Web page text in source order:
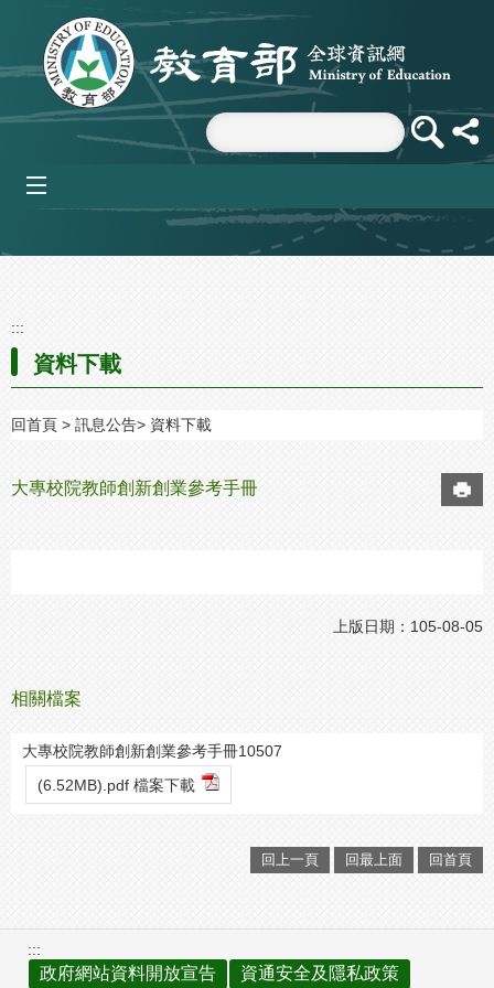
跳到主要內容區塊
:::
資料下載
回首頁 訊息公告 資料下載
大專校院教師創新創業參考手冊
上版日期：105-08-05
相關檔案
大專校院教師創新創業參考手冊10507
(6.52MB).pdf 檔案下載
回上一頁 回最上面 回首頁
:::
政府網站資料開放宣告 資通安全及隱私政策